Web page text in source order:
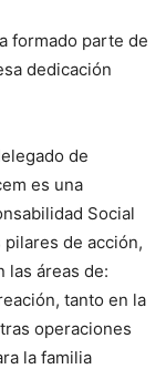
formado parte de
dedicación
de
es una
Social
de acción,
las áreas de:
tanto en la
operaciones
la familia